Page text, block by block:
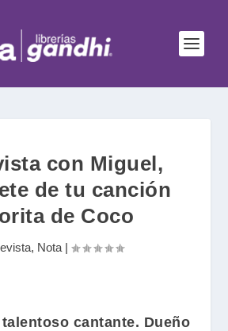
con Miguel,
de tu canción
de Coco
, Nota|
cantante. Dueño